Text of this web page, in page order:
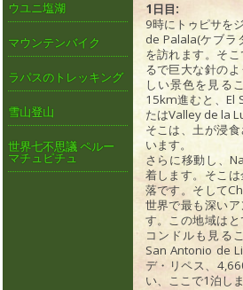
ウユニ塩湖
マウンテンバイク
ラパスのトレッキング
雪山登山
世界七不思議 ペルー
マチュピチュ
1日目:
9時にトゥピサを
de Palala(ケブ
を訪れます。そ
るで巨大な針の
しい景色を見る
15km進むと、El
たはValley de la
そこは、土が浸
います。
さらに移動し、
着します。そこ
落です。そして
世界で最も深い
す。この地域は
コンドルも見る
San Antonio de
デ・リペス、
い、ここで1泊しま